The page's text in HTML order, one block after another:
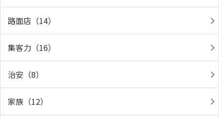
路面店（14）
集客力（16）
治安（8）
家族（12）